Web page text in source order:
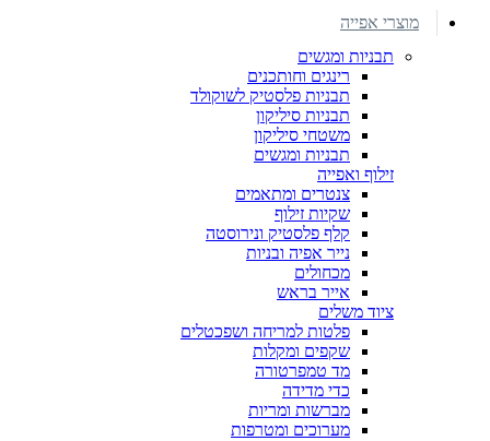
מוצרי אפייה
תבניות ומגשים
רינגים וחותכנים
תבניות פלסטיק לשוקולד
תבניות סיליקון
משטחי סיליקון
תבניות ומגשים
זילוף ואפייה
צנטרים ומתאמים
שקיות זילוף
קלף פלסטיק ונירוסטה
נייר אפיה ובניות
מכחולים
אייר בראש
ציוד משלים
פלטות למריחה ושפכטלים
שקפים ומקלות
מד טמפרטורה
כדי מדידה
מברשות ומריות
מערוכים ומטרפות